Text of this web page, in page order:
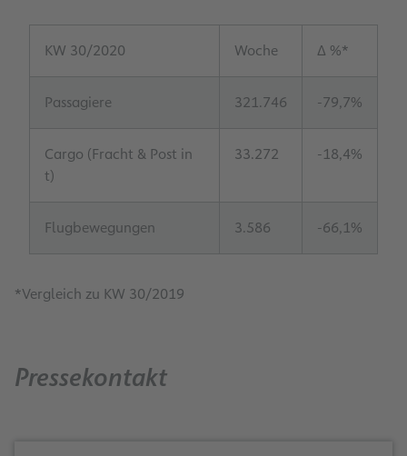
KW 30/2020 Woche Δ %*
Passagiere 321.746 -79,7%
Cargo (Fracht & Post in
t)
33.272 -18,4%
Flugbewegungen 3.586 -66,1%
*Vergleich zu KW 30/2019
Pressekontakt